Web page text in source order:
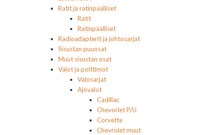
Ratit ja ratinpäälliset
Ratit
Ratinpäälliset
Radioadapterit ja johtosarjat
Sisustan puuosat
Muut sisustan osat
Valot ja polttimot
Valosarjat
Ajovalot
Cadillac
Chevorlet P/U
Corvette
Chevrolet muut